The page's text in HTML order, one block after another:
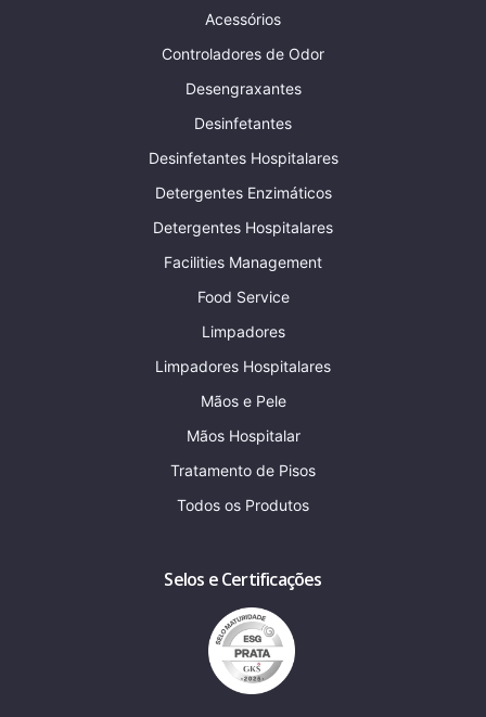
Acessórios
Controladores de Odor
Desengraxantes
Desinfetantes
Desinfetantes Hospitalares
Detergentes Enzimáticos
Detergentes Hospitalares
Facilities Management
Food Service
Limpadores
Limpadores Hospitalares
Mãos e Pele
Mãos Hospitalar
Tratamento de Pisos
Todos os Produtos
Selos e Certificações